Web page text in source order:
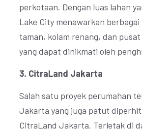
perkotaan. Dengan luas lahan
Lake City menawarkan
taman, kolam renang, dan
yang dapat dinikmati oleh
3. CitraLand Jakarta
Salah satu proyek perumahan
Jakarta yang juga patut
CitraLand Jakarta. Terletak di